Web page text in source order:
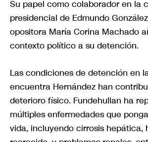
Su papel como colaborador en la
presidencial de Edmundo
opositora María Corina Machado
contexto político a su detención.
Las condiciones de detención en
encuentra Hernández han
deterioro físico. Fundehullan ha
múltiples enfermedades que
vida, incluyendo cirrosis hepática,